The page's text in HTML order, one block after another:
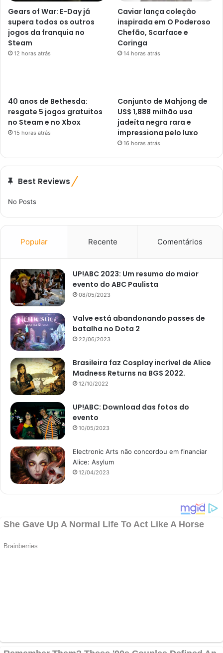
Gears of War: E-Day já
supera todos os outros
jogos da franquia no
Steam
12 horas atrás
Caviar lança coleção
inspirada em O Poderoso
Chefão, Scarface e
Coringa
14 horas atrás
40 anos de Bethesda:
resgate 5 jogos gratuitos
no Steam e no Xbox
15 horas atrás
Conjunto de Mahjong de
US$ 1,888 milhão usa
jadeíta negra rara e
impressiona pelo luxo
16 horas atrás
Best Reviews
No Posts
Popular Recente Comentários
UP!ABC 2023: Um resumo do maior
evento do ABC Paulista
08/05/2023
Valve está abandonando passes de
batalha no Dota 2
22/06/2023
Brasileira faz Cosplay incrível de Alice
Madness Returns na BGS 2022.
12/10/2022
UP!ABC: Download das fotos do
evento
10/05/2023
Electronic Arts não concordou em financiar
Alice: Asylum
12/04/2023